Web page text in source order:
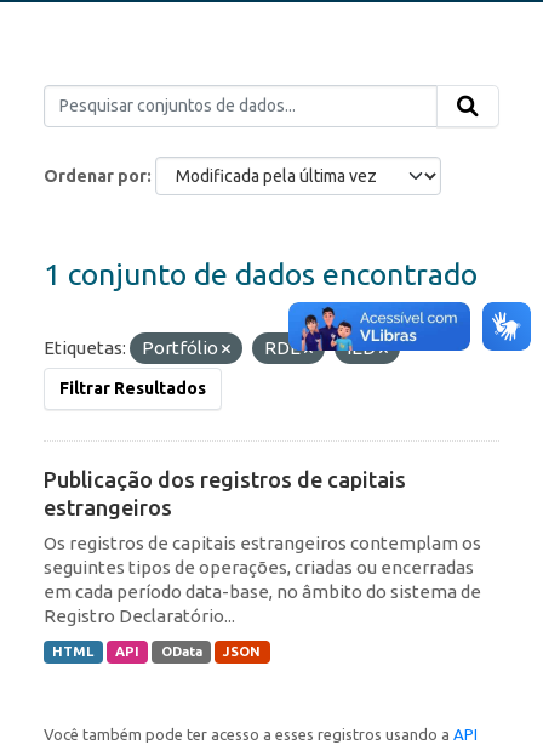
Ordenar por
1 conjunto de dados encontrado
Etiquetas: Portfólio RDE IED
Filtrar Resultados
Publicação dos registros de capitais
estrangeiros
Os registros de capitais estrangeiros contemplam os
seguintes tipos de operações, criadas ou encerradas
em cada período data-base, no âmbito do sistema de
Registro Declaratório...
HTML API OData JSON
Você também pode ter acesso a esses registros usando a API